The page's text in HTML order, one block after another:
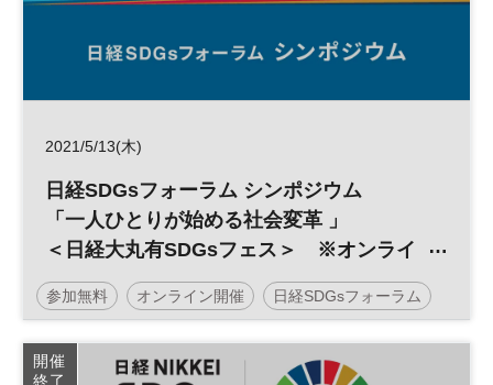
2021/5/13(木)
日経SDGsフォーラム シンポジウム
「一人ひとりが始める社会変革 」
＜日経大丸有SDGsフェス＞ ※オンライ
ン配信
参加無料 オンライン開催 日経SDGsフォーラム
SDGs
開催
終了